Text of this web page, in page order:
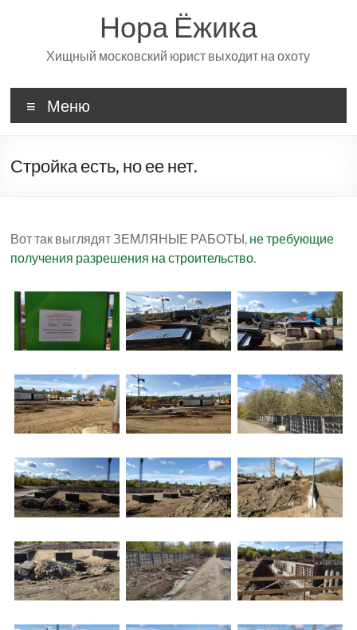
Нора Ёжика
Хищный московский юрист выходит на охоту
Меню
Стройка есть, но ее нет.
Вот так выглядят ЗЕМЛЯНЫЕ РАБОТЫ, не требующие
получения разрешения на строительство.